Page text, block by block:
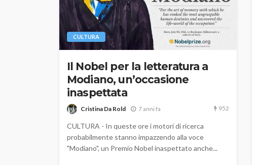
CULTURA
Il Nobel per la letteratura a
Modiano, un’occasione
inaspettata
Cristina Da Rold 7 anni fa 952
CULTURA - In queste ore i motori di ricerca
probabilmente stanno impazzendo alla voce
"Modiano", un Premio Nobel inaspettato anche...